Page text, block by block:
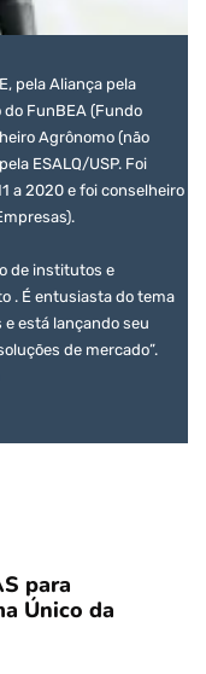
pela Aliança pela
FunBEA (Fundo
Agrônomo (não
ESALQ/USP. Foi
a 2020 e foi conselheiro
de institutos e
. É entusiasta do tema
e está lançando seu
de mercado”.
para
Único da